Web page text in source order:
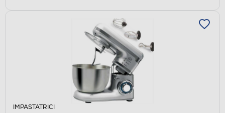
IMPASTATRICI